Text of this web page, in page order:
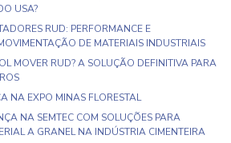
USA?
RUD: PERFORMANCE E
DE MATERIAIS INDUSTRIAIS
MOVER RUD? A SOLUÇÃO DEFINITIVA PARA
NA EXPO MINAS FLORESTAL
NA SEMTEC COM SOLUÇÕES PARA
A GRANEL NA INDÚSTRIA CIMENTEIRA